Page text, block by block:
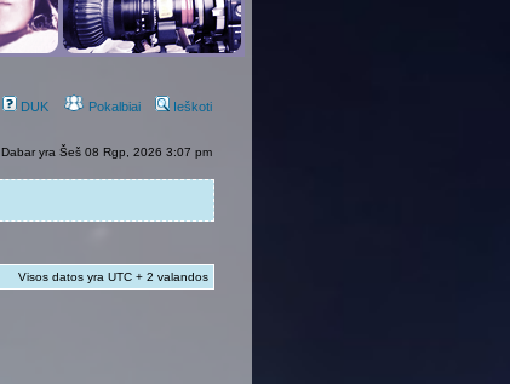
DUK Pokalbiai Ieškoti
Dabar yra Šeš 08 Rgp, 2026 3:07 pm
Visos datos yra UTC + 2 valandos